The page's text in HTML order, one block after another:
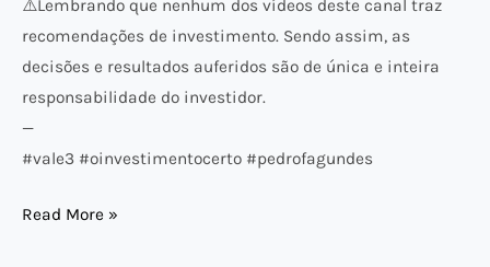
⚠️​Lembrando que nenhum dos vídeos deste canal traz
recomendações de investimento. Sendo assim, as
decisões e resultados auferidos são de única e inteira
responsabilidade do investidor.
—
#vale3 #oinvestimentocerto #pedrofagundes
Read More »